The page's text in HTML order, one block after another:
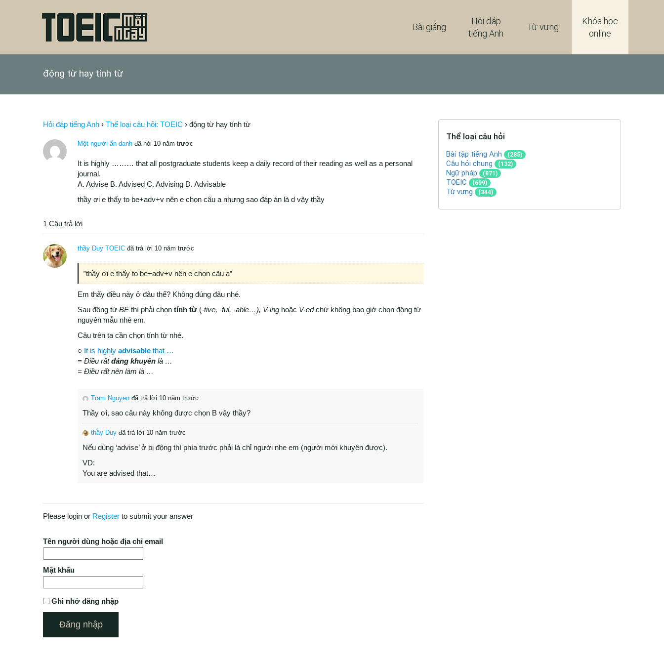
Khóa học
online
Từ vựng
Hỏi đáp
tiếng Anh
Bài giảng
động từ hay tính từ
Hỏi đáp tiếng Anh › Thể loại câu hỏi: TOEIC › động từ hay tính từ
Một người ẩn danh đã hỏi 10 năm trước
It is highly ……… that all postgraduate students keep a daily record of their reading as well as a personal
journal.
A. Advise B. Advised C. Advising D. Advisable
thầy ơi e thấy to be+adv+v nên e chọn câu a nhưng sao đáp án là d vậy thầy
1 Câu trả lời
thầy Duy TOEIC đã trả lời 10 năm trước
”thầy ơi e thấy to be+adv+v nên e chọn câu a”
Em thấy điều này ở đâu thế? Không đúng đâu nhé.
Sau động từ BE thì phải chọn tính từ (-tive, -ful, -able…), V-ing hoặc V-edchứ không bao giờ chọn động từ
nguyên mẫu nhé em.
Câu trên ta cần chọn tính từ nhé.
○ It is highly advisable that …
= Điều rấtđáng khuyên là …
= Điều rất nên làm là …
Tram Nguyen đã trả lời 10 năm trước
Thầy ơi, sao câu này không được chọn B vậy thầy?
thầy Duy đã trả lời 10 năm trước
Nếu dùng ‘advise’ ở bị động thì phía trước phải là chỉ người nhe em (người mới khuyên được).
VD:
You are advised that…
Please login or Register to submit your answer
Tên người dùng hoặc địa chỉ email
Mật khẩu
Ghi nhớ đăng nhập
Thể loại câu hỏi
Bài tập tiếng Anh (285)
Câu hỏi chung (132)
Ngữ pháp (871)
TOEIC (699)
Từ vựng (344)